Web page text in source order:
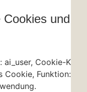
und
ai_user, Cookie-
Funktion: Zur